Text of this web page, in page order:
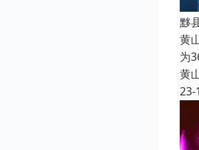
黟
黄
为
黄
23-